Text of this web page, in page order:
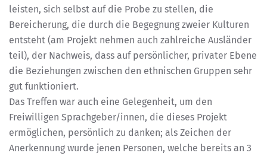
leisten, sich selbst auf die Probe zu stellen, die
Bereicherung, die durch die Begegnung zweier Kulturen
entsteht (am Projekt nehmen auch zahlreiche Ausländer
teil), der Nachweis, dass auf persönlicher, privater Ebene
die Beziehungen zwischen den ethnischen Gruppen sehr
gut funktioniert.
Das Treffen war auch eine Gelegenheit, um den
Freiwilligen Sprachgeber/innen, die dieses Projekt
ermöglichen, persönlich zu danken; als Zeichen der
Anerkennung wurde jenen Personen, welche bereits an 3